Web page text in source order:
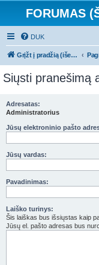
FORUMAS
DUK
Grįžt į pradžią (išeit iš forumo)
Siųsti pranešimą
Adresatas:
Administratorius
Jūsų elektroninio pašto
Jūsų vardas:
Pavadinimas:
Laiško turinys:
Šis laiškas bus išsiųstas kaip
Jūsų el. pašto adresas bus